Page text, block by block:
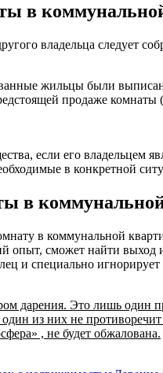
в
владельца следует
жильцы были
продаже комнаты
если его владельцем
в конкретной
в
в коммунальной
сможет найти
и специально
дарения. Это лишь один
из них не
, не будет обжалована.